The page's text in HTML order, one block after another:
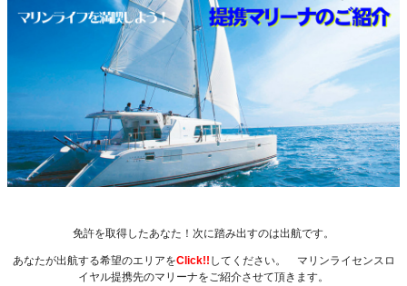
免許を取得したあなた！次に踏み出すのは出航です。
あなたが出航する希望のエリアをClick!! してください。 マリンライセンスロ
イヤル提携先のマリーナをご紹介させて頂きます。